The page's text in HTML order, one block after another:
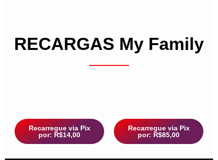
RECARGAS My Family
Recarregue via Pix
por: R$14,00
Recarregue via Pix
por: R$85,00